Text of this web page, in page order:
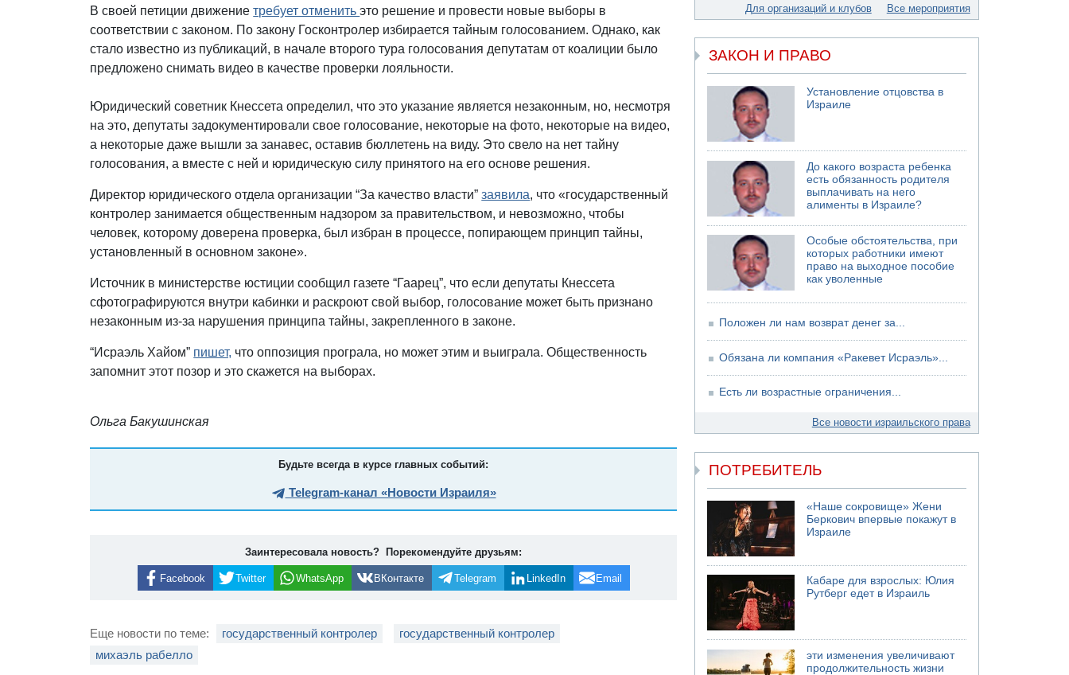
В своей петиции движениетребует отменитьэто решение и провести новые выборы в
соответствии с законом. По закону Госконтролер избирается тайным голосованием. Однако, как
стало известно из публикаций, в начале второго тура голосования депутатам от коалиции было
предложено снимать видео в качестве проверки лояльности.
Юридический советник Кнессета определил, что это указание является незаконным, но, несмотря
на это, депутаты задокументировали свое голосование, некоторые на фото, некоторые на видео,
а некоторые даже вышли за занавес, оставив бюллетень на виду. Это свело на нет тайну
голосования, а вместе с ней и юридическую силу принятого на его основе решения.
Директор юридического отдела организации “За качество власти”заявила, что «государственный
контролер занимается общественным надзором за правительством, и невозможно, чтобы
человек, которому доверена проверка, был избран в процессе, попирающем принцип тайны,
установленный в основном законе».
Источник в министерстве юстиции сообщил газете “Гаарец”, что если депутаты Кнессета
сфотографируются внутри кабинки и раскроют свой выбор, голосование может быть признано
незаконным из-за нарушения принципа тайны, закрепленного в законе.
“Исраэль Хайом” пишет, что оппозиция програла, но может этим и выиграла. Общественность
запомнит этот позор и это скажется на выборах.
Ольга Бакушинская
Будьте всегда в курсе главных событий:
Telegram-канал «Новости Израиля»
Заинтересовала новость? Порекомендуйте друзьям:
Facebook Twitter WhatsApp ВКонтакте Telegram LinkedIn Email
Еще новости по теме: государственный контролер
государственный контролер
михаэль рабелло
хуситов
И еще иранские агенты
06.08.2026 13:13
Арестованы двое подозреваемых в стрельбе
по электрической компании
06.08.2026 13:07
Возле Кирьят-Арбы пожар на местности
06.08.2026 12:06
США не будут давить на Израиль в вопросе
Ливана
06.08.2026 11:41
Трое подростков ограбили сексшоп в Холоне
Для организаций и клубов Все мероприятия
ЗАКОН И ПРАВО
Установление отцовства в
Израиле
До какого возраста ребенка
есть обязанность родителя
выплачивать на него
алименты в Израиле?
Особые обстоятельства, при
которых работники имеют
право на выходное пособие
как уволенные
Положен ли нам возврат денег за...
Обязана ли компания «Ракевет Исраэль»...
Есть ли возрастные ограничения...
Все новости израильского права
ПОТРЕБИТЕЛЬ
«Наше сокровище» Жени
Беркович впервые покажут в
Израиле
Кабаре для взрослых: Юлия
Рутберг едет в Израиль
эти изменения увеличивают
продолжительность жизни